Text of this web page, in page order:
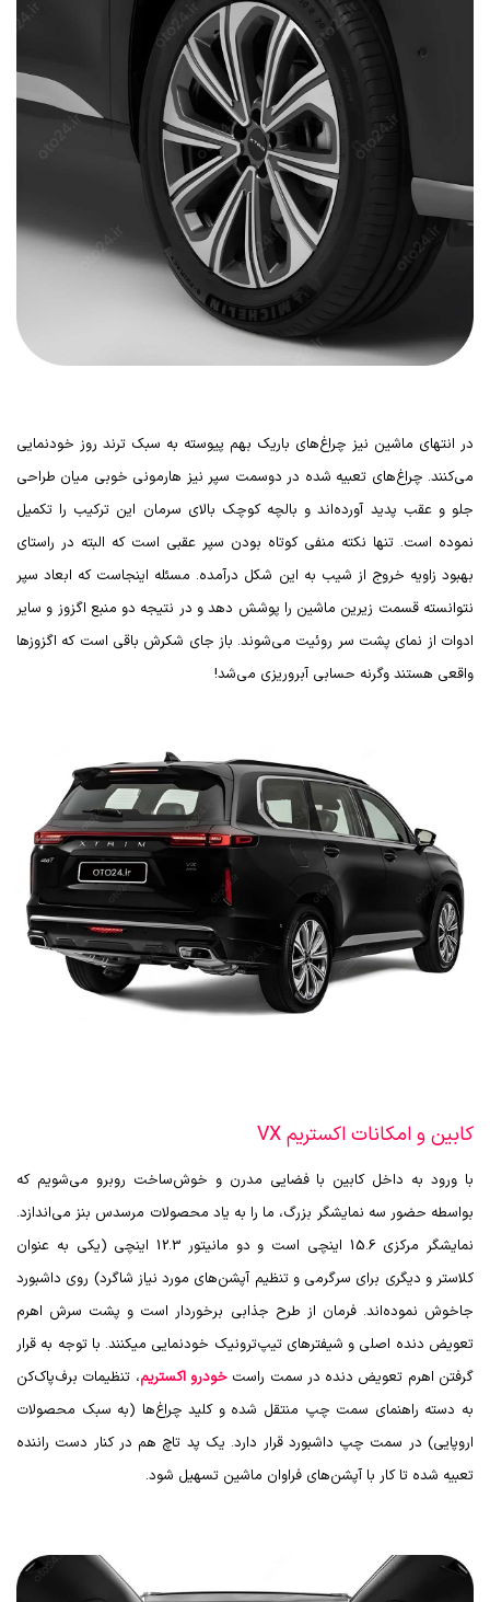
در انتهای ماشین نیز چراغ‌های باریک بهم پیوسته به سبک ترند روز خودنمایی
می‌کنند. چراغ‌های تعبیه شده در دوسمت سپر نیز هارمونی خوبی میان طراحی
جلو و عقب پدید آورده‌اند و بالچه کوچک بالای سرمان این ترکیب را تکمیل
نموده است. تنها نکته منفی کوتاه بودن سپر عقبی است که البته در راستای
بهبود زاویه خروج از شیب به این شکل درآمده. مسئله اینجاست که ابعاد سپر
نتوانسته قسمت زیرین ماشین را پوشش دهد و در نتیجه دو منبع اگزوز و سایر
ادوات از نمای پشت سر روئیت می‌شوند. باز جای شکرش باقی است که اگزوزها
واقعی هستند وگرنه حسابی آبروریزی می‌شد!
کابین و امکانات اکستریم VX
با ورود به داخل کابین با فضایی مدرن و خوش‌ساخت روبرو می‌شویم که
بواسطه حضور سه نمایشگر بزرگ، ما را به یاد محصولات مرسدس بنز می‌اندازد.
نمایشگر مرکزی 15.6 اینچی است و دو مانیتور 12.3 اینچی (یکی به عنوان
کلاستر و دیگری برای سرگرمی و تنظیم آپشن‌های مورد نیاز شاگرد) روی داشبورد
جاخوش نموده‌اند. فرمان از طرح جذابی برخوردار است و پشت سرش اهرم
تعویض دنده اصلی و شیفترهای تیپ‌ترونیک خودنمایی میکنند. با توجه به قرار
گرفتن اهرم تعویض دنده در سمت راستخودرو اکستریم، تنظیمات برف‌پاک‌کن
به دسته راهنمای سمت چپ منتقل شده و کلید چراغ‌ها (به سبک محصولات
اروپایی) در سمت چپ داشبورد قرار دارد. یک پد تاچ هم در کنار دست راننده
تعبیه شده تا کار با آپشن‌های فراوان ماشین تسهیل شود.